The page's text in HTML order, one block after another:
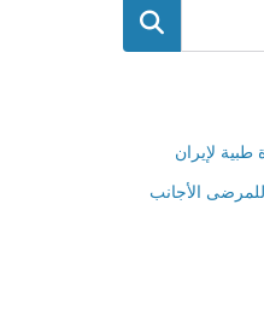
البحث
لإيران
الأجانب